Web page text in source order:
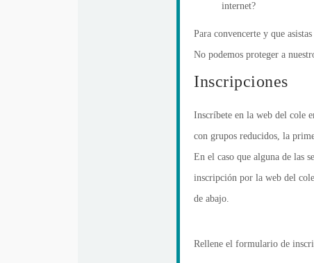
internet?
Para convencerte y que
No podemos proteger a
Inscripciones
Inscríbete en la web del cole
con grupos reducidos, la
En el caso que alguna de las
inscripción por la web del
de abajo.
Rellene el formulario de